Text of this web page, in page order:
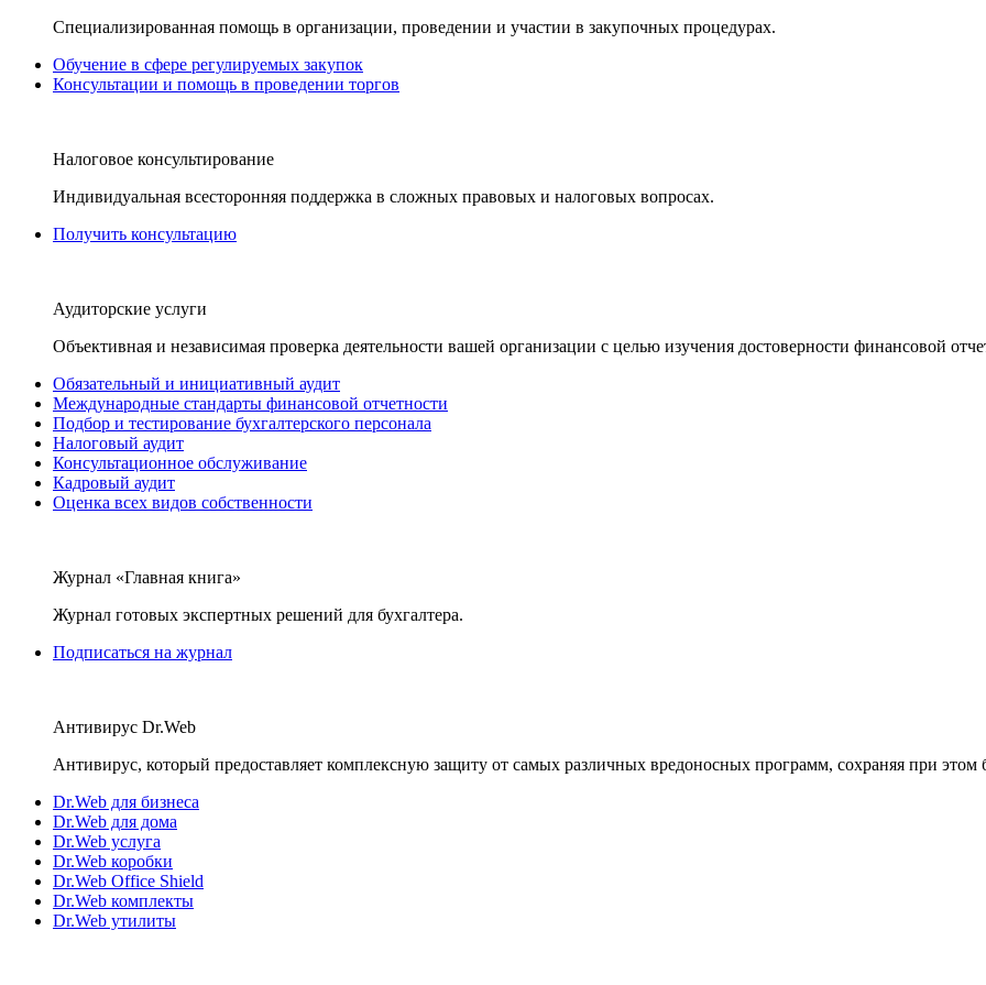
Специализированная помощь в организации, проведении и участии в закупочных процедурах.
Обучение в сфере регулируемых закупок
Консультации и помощь в проведении торгов
Налоговое консультирование
Индивидуальная всесторонняя поддержка в сложных правовых и налоговых вопросах.
Получить консультацию
Аудиторские услуги
Объективная и независимая проверка деятельности вашей организации с целью изучения достоверности финансовой
Обязательный и инициативный аудит
Международные стандарты финансовой отчетности
Подбор и тестирование бухгалтерского персонала
Налоговый аудит
Консультационное обслуживание
Кадровый аудит
Оценка всех видов собственности
Журнал «Главная книга»
Журнал готовых экспертных решений для бухгалтера.
Подписаться на журнал
Антивирус Dr.Web
Антивирус, который предоставляет комплексную защиту от самых различных вредоносных программ, сохраняя при этом
Dr.Web для бизнеса
Dr.Web для дома
Dr.Web услуга
Dr.Web коробки
Dr.Web Office Shield
Dr.Web комплекты
Dr.Web утилиты